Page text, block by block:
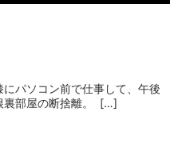
パソコン前で仕事して、午後
裏部屋の断捨離。⁡ ⁡ […]